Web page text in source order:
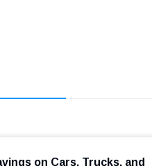
on Cars, Trucks, and